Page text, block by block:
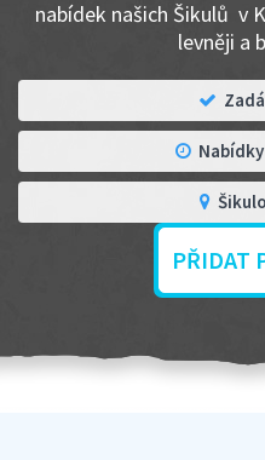
nabídek našich Šikulů v
levněji a
PŘIDAT